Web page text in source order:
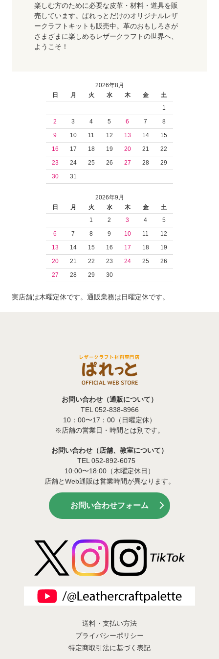
楽しむ方のために必要な皮革・材料・道具を販
売しています。ぱれっとだけのオリジナルレザ
ークラフトキットも販売中。革のおもしろさが
さまざまに楽しめるレザークラフトの世界へ、
ようこそ！
2026年8月
日
月 火 水 木 金
土
1
2
3 4 5 6 7
8
9
10 11 12 13 14
15
16
17 18 19 20 21
22
23
24 25 26 27 28
29
30
31
2026年9月
日
月 火 水 木 金
土
1
2 3 4
5
6
7 8 9 10 11
12
13
14 15 16 17 18
19
20
21 22 23 24 25
26
27
28 29 30
実店舗は木曜定休です。通販業務は日曜定休です。
お問い合わせ（通販について）
TEL 052-838-8966
10：00〜17：00（日曜定休）
※店舗の営業日・時間とは別です。
お問い合わせ（店舗、教室について）
TEL 052-892-6075
10:00〜18:00（木曜定休日）
店舗とWeb通販は営業時間が異なります。
お問い合わせフォーム
送料・支払い方法
プライバシーポリシー
特定商取引法に基づく表記